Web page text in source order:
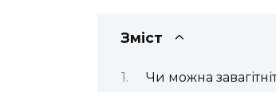
Зміст
Чи можна